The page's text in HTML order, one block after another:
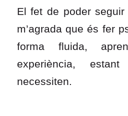
El fet de poder
m’agrada que és fer
forma fluida,
experiència,
necessiten.